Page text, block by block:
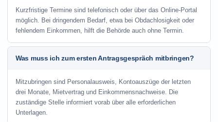
Kurzfristige Termine sind telefonisch oder über das Online-Portal
möglich. Bei dringendem Bedarf, etwa bei Obdachlosigkeit oder
fehlendem Einkommen, hilft die Behörde auch ohne Termin.
Was muss ich zum ersten Antragsgespräch mitbringen?
Mitzubringen sind Personalausweis, Kontoauszüge der letzten
drei Monate, Mietvertrag und Einkommensnachweise. Die
zuständige Stelle informiert vorab über alle erforderlichen
Unterlagen.